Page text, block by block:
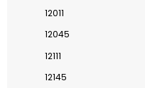
12011
12045
12111
12145